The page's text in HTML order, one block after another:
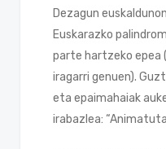
Dezagun
Euskarazko
parte hartzeko epea
iragarri genuen).
eta epaimahaiak
irabazlea: